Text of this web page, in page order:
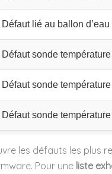
Défaut lié au ballon
Défaut sonde
Défaut sonde
Défaut sonde
les défauts les plus
Pour une liste